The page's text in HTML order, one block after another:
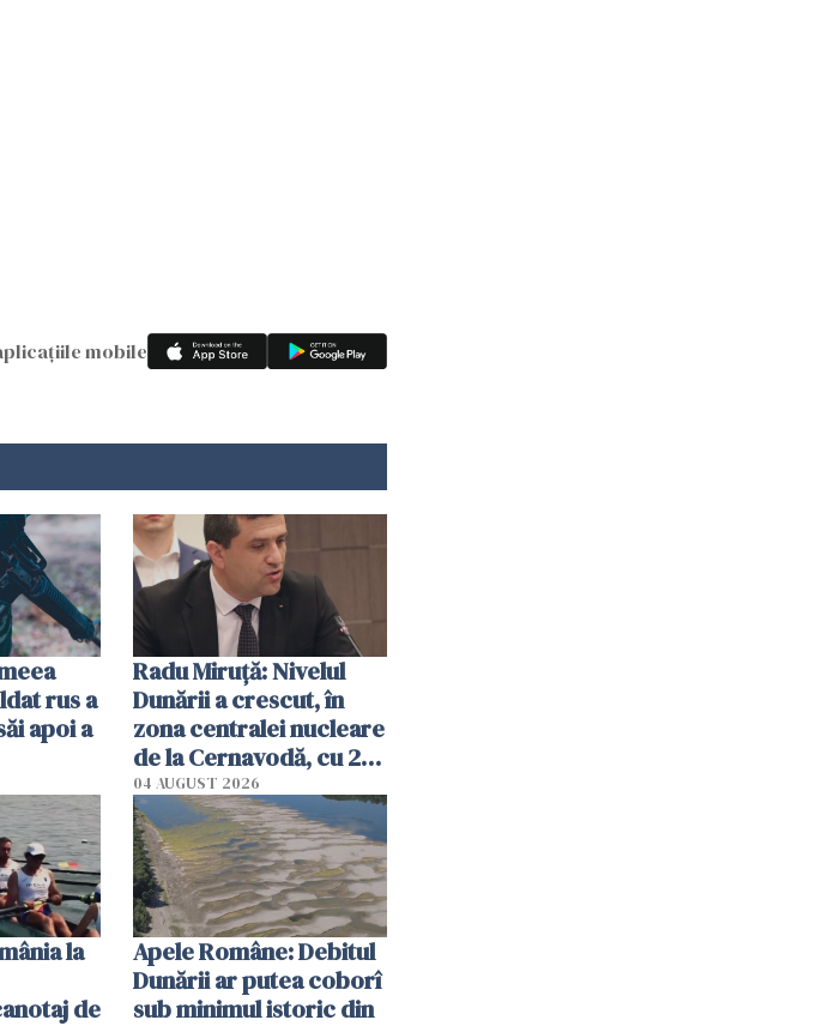
mobile
rus a
apoi a
Radu Miruţă: Nivelul
Dunării a crescut, în
zona centralei nucleare
de la Cernavodă, cu 2
cm faţă de ziua trecută
04 AUGUST 2026
la
de
Apele Române: Debitul
Dunării ar putea coborî
sub minimul istoric din